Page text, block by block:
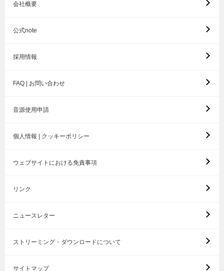
会社概要
公式note
採用情報
FAQ | お問い合わせ
音源使用申請
個人情報 | クッキーポリシー
ウェブサイトにおける免責事項
リンク
ニュースレター
ストリーミング・ダウンロードについて
サイトマップ